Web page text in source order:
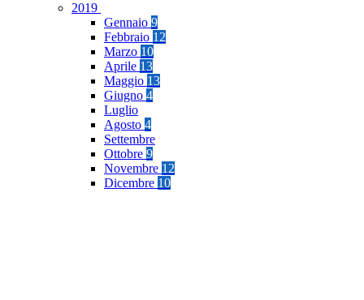
2019
Gennaio 9
Febbraio 12
Marzo 10
Aprile 13
Maggio 13
Giugno 4
Luglio
Agosto 4
Settembre
Ottobre 9
Novembre 12
Dicembre 10